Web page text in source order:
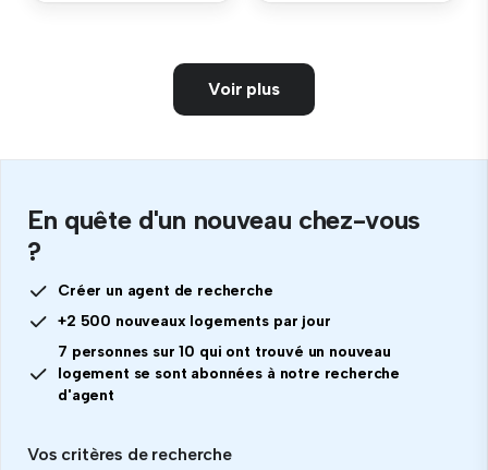
Voir plus
En quête d'un nouveau chez-vous
?
Créer un agent de recherche
+2 500 nouveaux logements par jour
7 personnes sur 10 qui ont trouvé un nouveau
logement se sont abonnées à notre recherche
d'agent
Vos critères de recherche